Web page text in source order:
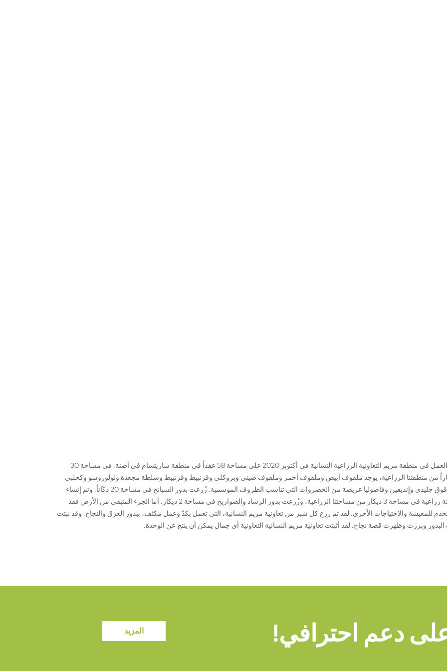
بدأ العمل في منطقة مريم التعاونية الزراعية النسائية في أكتوبر 2020 على مساحة 58 عقداً في منطقة ساريتشام في أضنة. في مساحة 30
من منطقتنا الزراعية، يوجد ملفوف أبيض وملفوف أحمر وملفوف صيني وبروكلي وقرنبيط وقرنبيط وسلطة مجعدة ولولوروسو وكحلبي
وبرقوق جليدي وإنديفين وفاصوليا عريضة من الخضروات التي تناسب الظروف الموسمية. زُرعت بذور السبانخ في مساحة 20 دكّاناً. وتم إنشاء
دفيئة زراعية في مساحة 3 ديكار من مساحتنا الزراعية، وزُرعت بذور الرشاد والصواريخ في مساحة 2 ديكار. أما الجزء المتبقي من الأرض فقد
للمعيشة والاحتياجات الأخرى. لقد تم زرع كل شبر من تعاونية مريم النسائية، التي تعمل بكدّ وعمل مكثف، ببذور العرق والنجاح. وقد نبتت
البذور وبرزت وظهرت قصة نجاح. لقد أثبتت تعاونية مريم النسائية التعاونية أي جمال يمكن أن ينتج عن الوحدة.
دعم احترافي! المزيد